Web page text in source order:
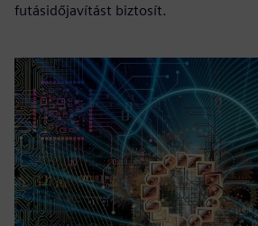
futásidőjavítást biztosít.